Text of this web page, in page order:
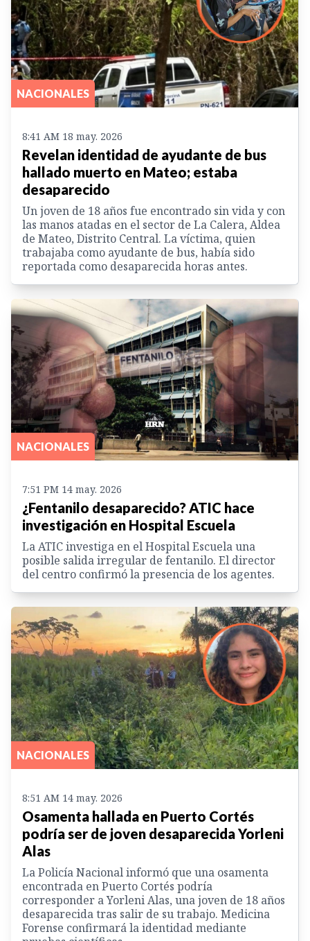
NACIONALES
8:41 AM 18 may. 2026
Revelan identidad de ayudante de bus
hallado muerto en Mateo; estaba
desaparecido
Un joven de 18 años fue encontrado sin vida y con
las manos atadas en el sector de La Calera, Aldea
de Mateo, Distrito Central. La víctima, quien
trabajaba como ayudante de bus, había sido
reportada como desaparecida horas antes.
NACIONALES
7:51 PM 14 may. 2026
¿Fentanilo desaparecido? ATIC hace
investigación en Hospital Escuela
La ATIC investiga en el Hospital Escuela una
posible salida irregular de fentanilo. El director
del centro confirmó la presencia de los agentes.
NACIONALES
8:51 AM 14 may. 2026
Osamenta hallada en Puerto Cortés
podría ser de joven desaparecida Yorleni
Alas
La Policía Nacional informó que una osamenta
encontrada en Puerto Cortés podría
corresponder a Yorleni Alas, una joven de 18 años
desaparecida tras salir de su trabajo. Medicina
Forense confirmará la identidad mediante